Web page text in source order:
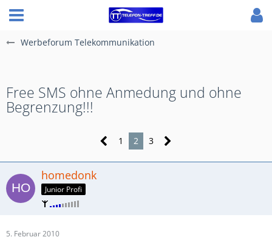
Werbeforum Telekommunikation
Free SMS ohne Anmedung und ohne
Begrenzung!!!
1 2 3
homedonk
Junior Profi
5. Februar 2010